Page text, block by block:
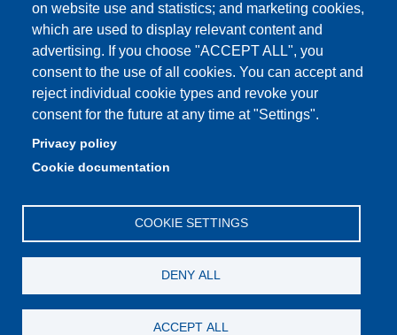
on website use and statistics; and marketing cookies,
which are used to display relevant content and
advertising. If you choose "ACCEPT ALL", you
consent to the use of all cookies. You can accept and
reject individual cookie types and revoke your
consent for the future at any time at "Settings".
Privacy policy
Cookie documentation
COOKIE SETTINGS
DENY ALL
ACCEPT ALL
Partita IVA: 00427620364
Dipartimento di Scienze e Metodi dell'Ingegneria
Sede: Via Amendola 2 - 42122 Reggio Emilia
E-mail: amministrazione.dismi@unimore.it |
didattica.dismi@unimore.it
Tel. Segreteria Amministrativa (+39) 0522.522.610
Tel. Segreteria Didattica (+39) 0522.522.311